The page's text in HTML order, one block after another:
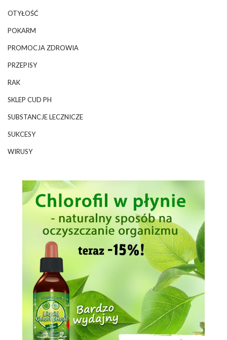
OTYŁOŚĆ
POKARM
PROMOCJA ZDROWIA
PRZEPISY
RAK
SKLEP CUD PH
SUBSTANCJE LECZNICZE
SUKCESY
WIRUSY